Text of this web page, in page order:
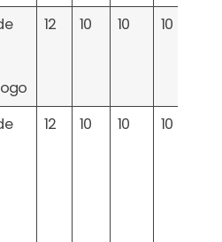
12 10 10 10
12 10 10 10